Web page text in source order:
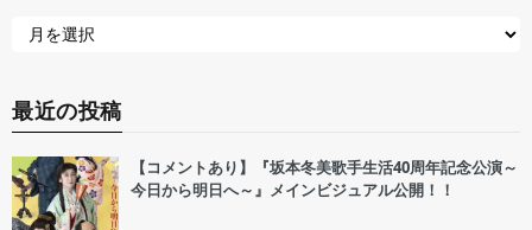
最近の投稿
【コメントあり】『坂本冬美歌手生活40周年記念公演～
今日から明日へ～』メインビジュアル公開！！